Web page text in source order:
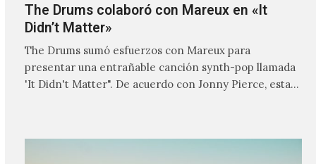
The Drums colaboró con Mareux en «It
Didn’t Matter»
The Drums sumó esfuerzos con Mareux para
presentar una entrañable canción synth-pop llamada
'It Didn't Matter". De acuerdo con Jonny Pierce, esta